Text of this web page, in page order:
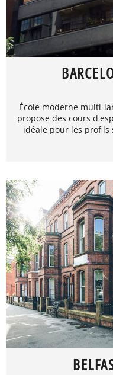
École moderne multi-
propose des cours
idéale pour les profils